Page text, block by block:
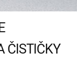
ČISTIČKY